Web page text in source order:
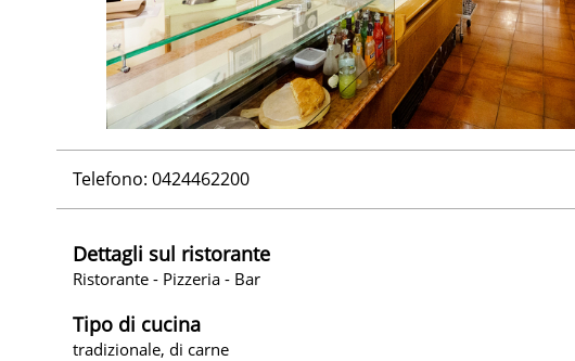
Telefono: 0424462200
Dettagli sul ristorante
Ristorante - Pizzeria - Bar
Tipo di cucina
tradizionale, di carne